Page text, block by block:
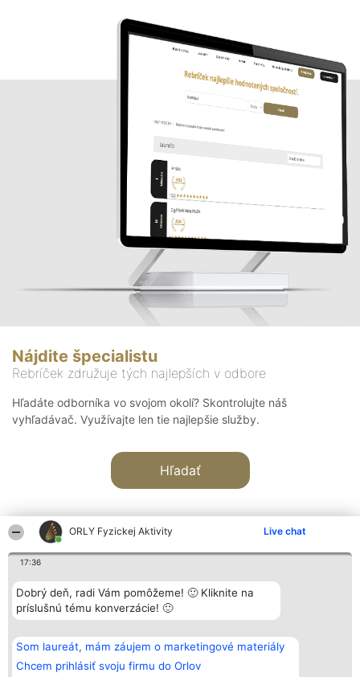
ORLY Fyzickej Aktivity Live chat
17:36
Dobrý deň, radi Vám pomôžeme! 🙂 Kliknite na
príslušnú tému konverzácie! 🙂
Som laureát, mám záujem o marketingové materiály
Chcem prihlásiť svoju firmu do Orlov
Nájdite špecialistu
Rebríček združuje tých najlepších v odbore
Hľadáte odborníka vo svojom okolí? Skontrolujte náš
vyhľadávač. Využívajte len tie najlepšie služby.
Hľadať
Organizátor hodnotenia
Bright Side Solutions sp. z o.
o. sp. k.
Wrocław 50-079
KRS 0000749100 | Regon
381313360 | NIP 8943132676
+48 508 492 400
Hodnotenie
Laureáti
Lista
Laureatów
Podmienky
Obchodné
podmienky
Kontakt
Kontakt